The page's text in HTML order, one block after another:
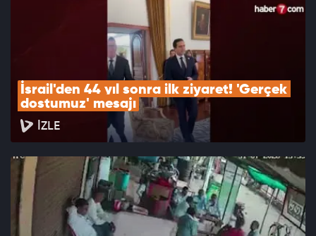
İsrail'den 44 yıl sonra ilk ziyaret! 'Gerçek
dostumuz' mesajı
İZLE